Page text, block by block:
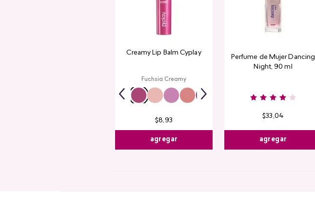
Creamy Lip Balm Cyplay
Fuchsia Creamy
$8,93
agregar
Perfume de Mujer Dancing
Night, 90 ml
$33 ,04
agregar